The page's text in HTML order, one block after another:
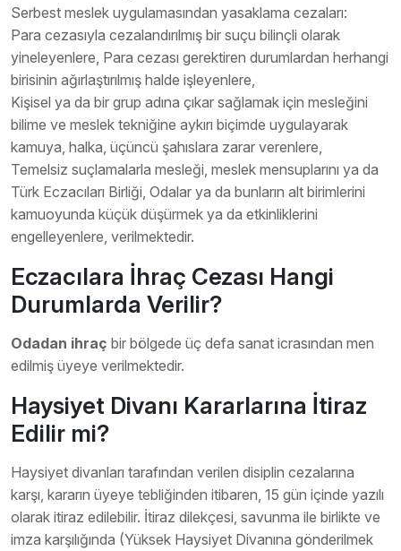
Serbest meslek uygulamasından yasaklama cezaları:
Para cezasıyla cezalandırılmış bir suçu bilinçli olarak
yineleyenlere, Para cezası gerektiren durumlardan herhangi
birisinin ağırlaştırılmış halde işleyenlere,
Kişisel ya da bir grup adına çıkar sağlamak için mesleğini
bilime ve meslek tekniğine aykırı biçimde uygulayarak
kamuya, halka, üçüncü şahıslara zarar verenlere,
Temelsiz suçlamalarla mesleği, meslek mensuplarını ya da
Türk Eczacıları Birliği, Odalar ya da bunların alt birimlerini
kamuoyunda küçük düşürmek ya da etkinliklerini
engelleyenlere, verilmektedir.
Eczacılara İhraç Cezası Hangi
Durumlarda Verilir?
Odadan ihraç bir bölgede üç defa sanat icrasından men
edilmiş üyeye verilmektedir.
Haysiyet Divanı Kararlarına İtiraz
Edilir mi?
Haysiyet divanları tarafından verilen disiplin cezalarına
karşı, kararın üyeye tebliğinden itibaren, 15 gün içinde yazılı
olarak itiraz edilebilir. İtiraz dilekçesi, savunma ile birlikte ve
imza karşılığında (Yüksek Haysiyet Divanına gönderilmek